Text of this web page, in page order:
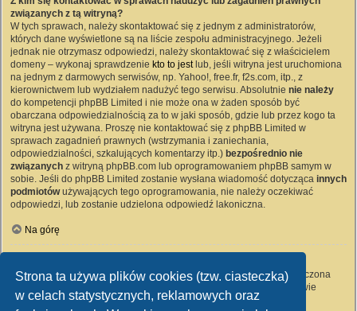
Strona ta używa plików cookies (tzw. ciasteczka)
w celach statystycznych, reklamowych oraz
związanych z tą witryną?
W tych sprawach, należy skontaktować się z jednym z administratorów,
których dane wyświetlone są na liście zespołu administracyjnego. Jeżeli
jednak nie otrzymasz odpowiedzi, należy skontaktować się z właścicielem
domeny – wykonaj sprawdzenie kto to jestlub, jeśli witryna jest uruchomiona
na jednym z darmowych serwisów, np. Yahoo!, free.fr, f2s.com, itp., z
kierownictwem lub wydziałem nadużyć tego serwisu. Absolutnie nie należy
do kompetencji phpBB Limited i nie może ona w żaden sposób być
obarczana odpowiedzialnością za to w jaki sposób, gdzie lub przez kogo ta
witryna jest używana. Proszę nie kontaktować się z phpBB Limited w
sprawach zagadnień prawnych (wstrzymania i zaniechania,
odpowiedzialności, szkalujących komentarzy itp.) bezpośrednio nie
związanych z witryną phpBB.com lub oprogramowaniem phpBB samym w
sobie. Jeśli do phpBB Limited zostanie wysłana wiadomość dotycząca innych
podmiotówużywających tego oprogramowania, nie należy oczekiwać
odpowiedzi, lub zostanie udzielona odpowiedź lakoniczna.
Na górę
Wszyscy użytkownicy witryny mogą używać – jeśli funkcja ta jest włączona
przez administratora witryny – formularza „Kontakt z nami”. Członkowie
witryny mogą także używać odnośnika „Zespół administracyjny”.